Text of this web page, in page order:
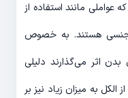
مانند استفاده از
هستند. به خصوص
اثر می‌گذارند دلیلی
به میزان زیاد نیز بر